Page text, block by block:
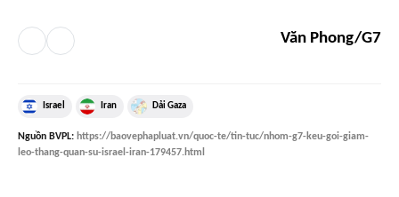
Văn Phong/G7
Israel Iran Dải Gaza
Nguồn BVPL: https://baovephapluat.vn/quoc-te/tin-tuc/nhom-g7-keu-goi-giam-
leo-thang-quan-su-israel-iran-179457.html